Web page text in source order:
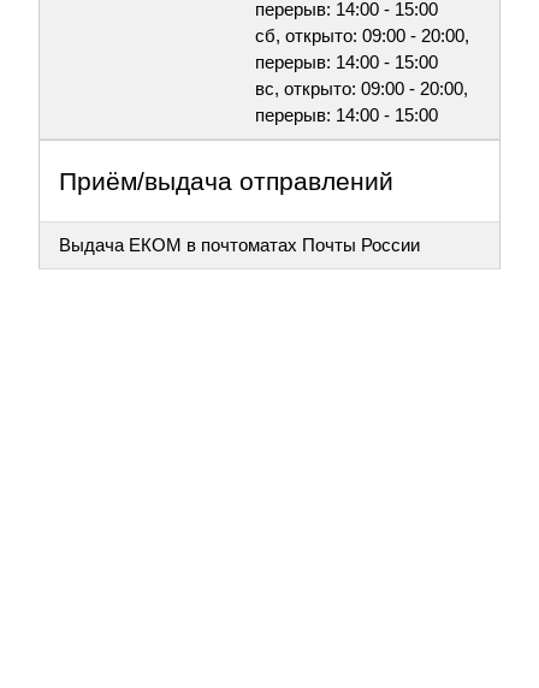
перерыв: 14:00 - 15:00
сб, открыто: 09:00 - 20:00,
перерыв: 14:00 - 15:00
вс, открыто: 09:00 - 20:00,
перерыв: 14:00 - 15:00
Приём/выдача отправлений
Выдача ЕКОМ в почтоматах Почты России